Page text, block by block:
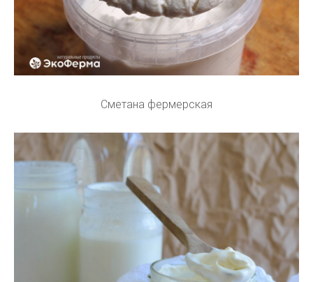
Сметана фермерская